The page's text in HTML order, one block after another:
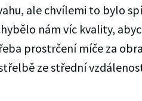
ale chvílemi to bylo
nám víc kvality,
prostrčení míče za
ze střední